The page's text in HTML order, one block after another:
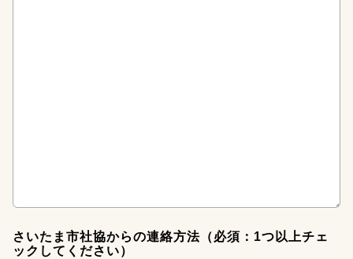
さいたま市社協からの連絡方法（必須：1つ以上チェ
ックしてください）